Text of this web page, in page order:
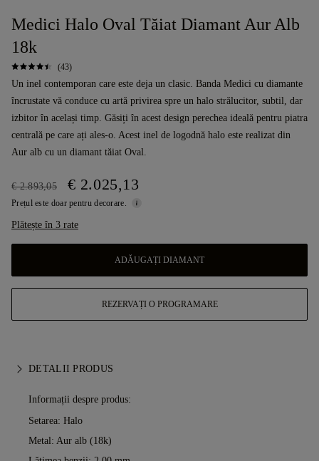
Medici Halo Oval Tăiat Diamant Aur Alb
18k
(43)
Un inel contemporan care este deja un clasic. Banda Medici cu diamante
încrustate vă conduce cu artă privirea spre un halo strălucitor, subtil, dar
izbitor în același timp. Găsiți în acest design perechea ideală pentru piatra
centrală pe care ați ales-o. Acest inel de logodnă halo este realizat din
Aur alb cu un diamant tăiat Oval.
€ 2.893,05 € 2.025,13
Prețul este doar pentru decorare.
Plătește în 3 rate
ADĂUGAȚI DIAMANT
REZERVAȚI O PROGRAMARE
DETALII PRODUS
Informații despre produs:
Setarea: Halo
Metal: Aur alb (18k)